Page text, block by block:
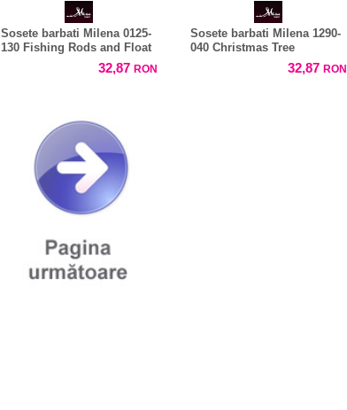
Sosete barbati Milena 0125-
130 Fishing Rods and Float
32,87 RON
Sosete barbati Milena 1290-
040 Christmas Tree
32,87 RON